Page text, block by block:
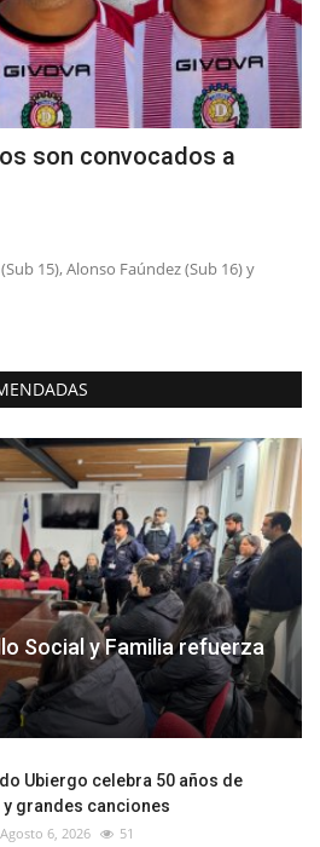
son convocados a
15), Alonso Faúndez (Sub 16) y
Social y Familia refuerza
Ubiergo celebra 50 años de
y grandes canciones
Agosto 6, 2026 51